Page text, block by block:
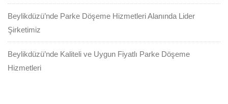
Beylikdüzü’nde Parke Döşeme Hizmetleri Alanında Lider
Şirketimiz
Beylikdüzü’nde Kaliteli ve Uygun Fiyatlı Parke Döşeme
Hizmetleri